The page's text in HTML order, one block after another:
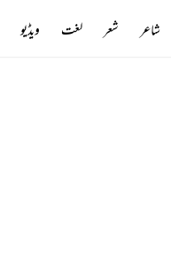
شاعر شعر لغت ویڈیو